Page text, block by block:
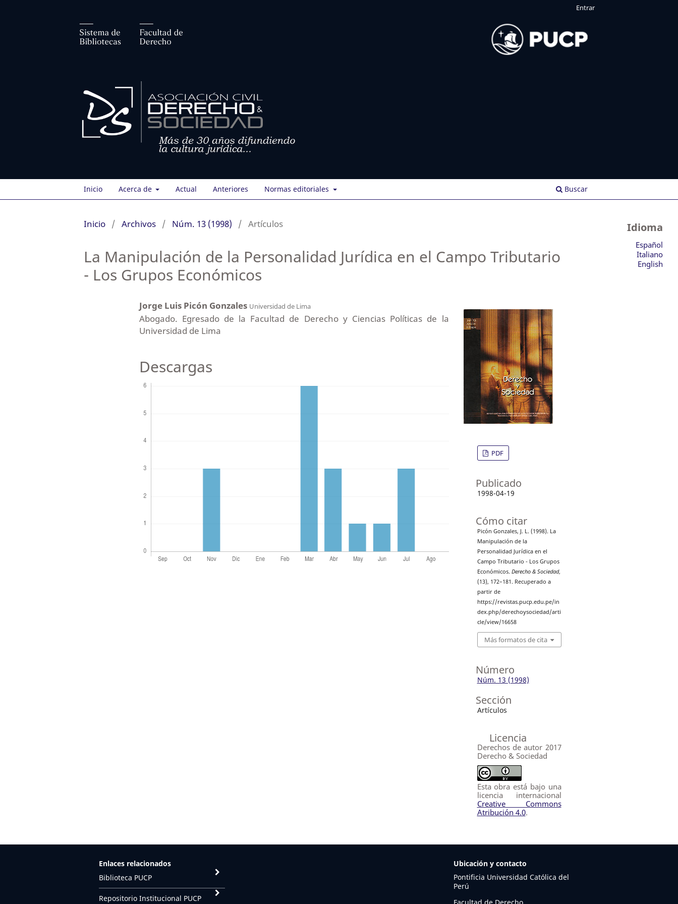
Inicio Acerca de Actual Anteriores Normas editoriales Buscar
Entrar
Inicio / Archivos / Núm. 13 (1998) / Artículos
La Manipulación de la Personalidad Jurídica en el Campo Tributario
- Los Grupos Económicos
Jorge Luis Picón Gonzales Universidad de Lima
Abogado. Egresado de la Facultad de Derecho y Ciencias Políticas de la
Universidad de Lima
Descargas
PDF
Publicado
1998-04-19
Cómo citar
Picón Gonzales, J. L. (1998). La
Manipulación de la
Personalidad Jurídica en el
Campo Tributario - Los Grupos
Económicos. Derecho & Sociedad,
(13), 172–181. Recuperado a
partir de
https://revistas.pucp.edu.pe/in
dex.php/derechoysociedad/arti
cle/view/16658
Más formatos de cita
Número
Núm. 13 (1998)
Sección
Artículos
Licencia
Derechos de autor 2017
Derecho & Sociedad
Esta obra está bajo una
licencia internacional
Creative Commons
Atribución 4.0.
Idioma
Español
Italiano
English
Enlaces relacionados
Biblioteca PUCP
Repositorio Institucional PUCP
Ubicación y contacto
Pontificia Universidad Católica del
Perú